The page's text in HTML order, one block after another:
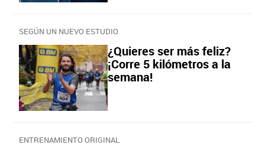
SEGÚN UN NUEVO ESTUDIO
¿Quieres ser más feliz?
¡Corre 5 kilómetros a la
semana!
ENTRENAMIENTO ORIGINAL